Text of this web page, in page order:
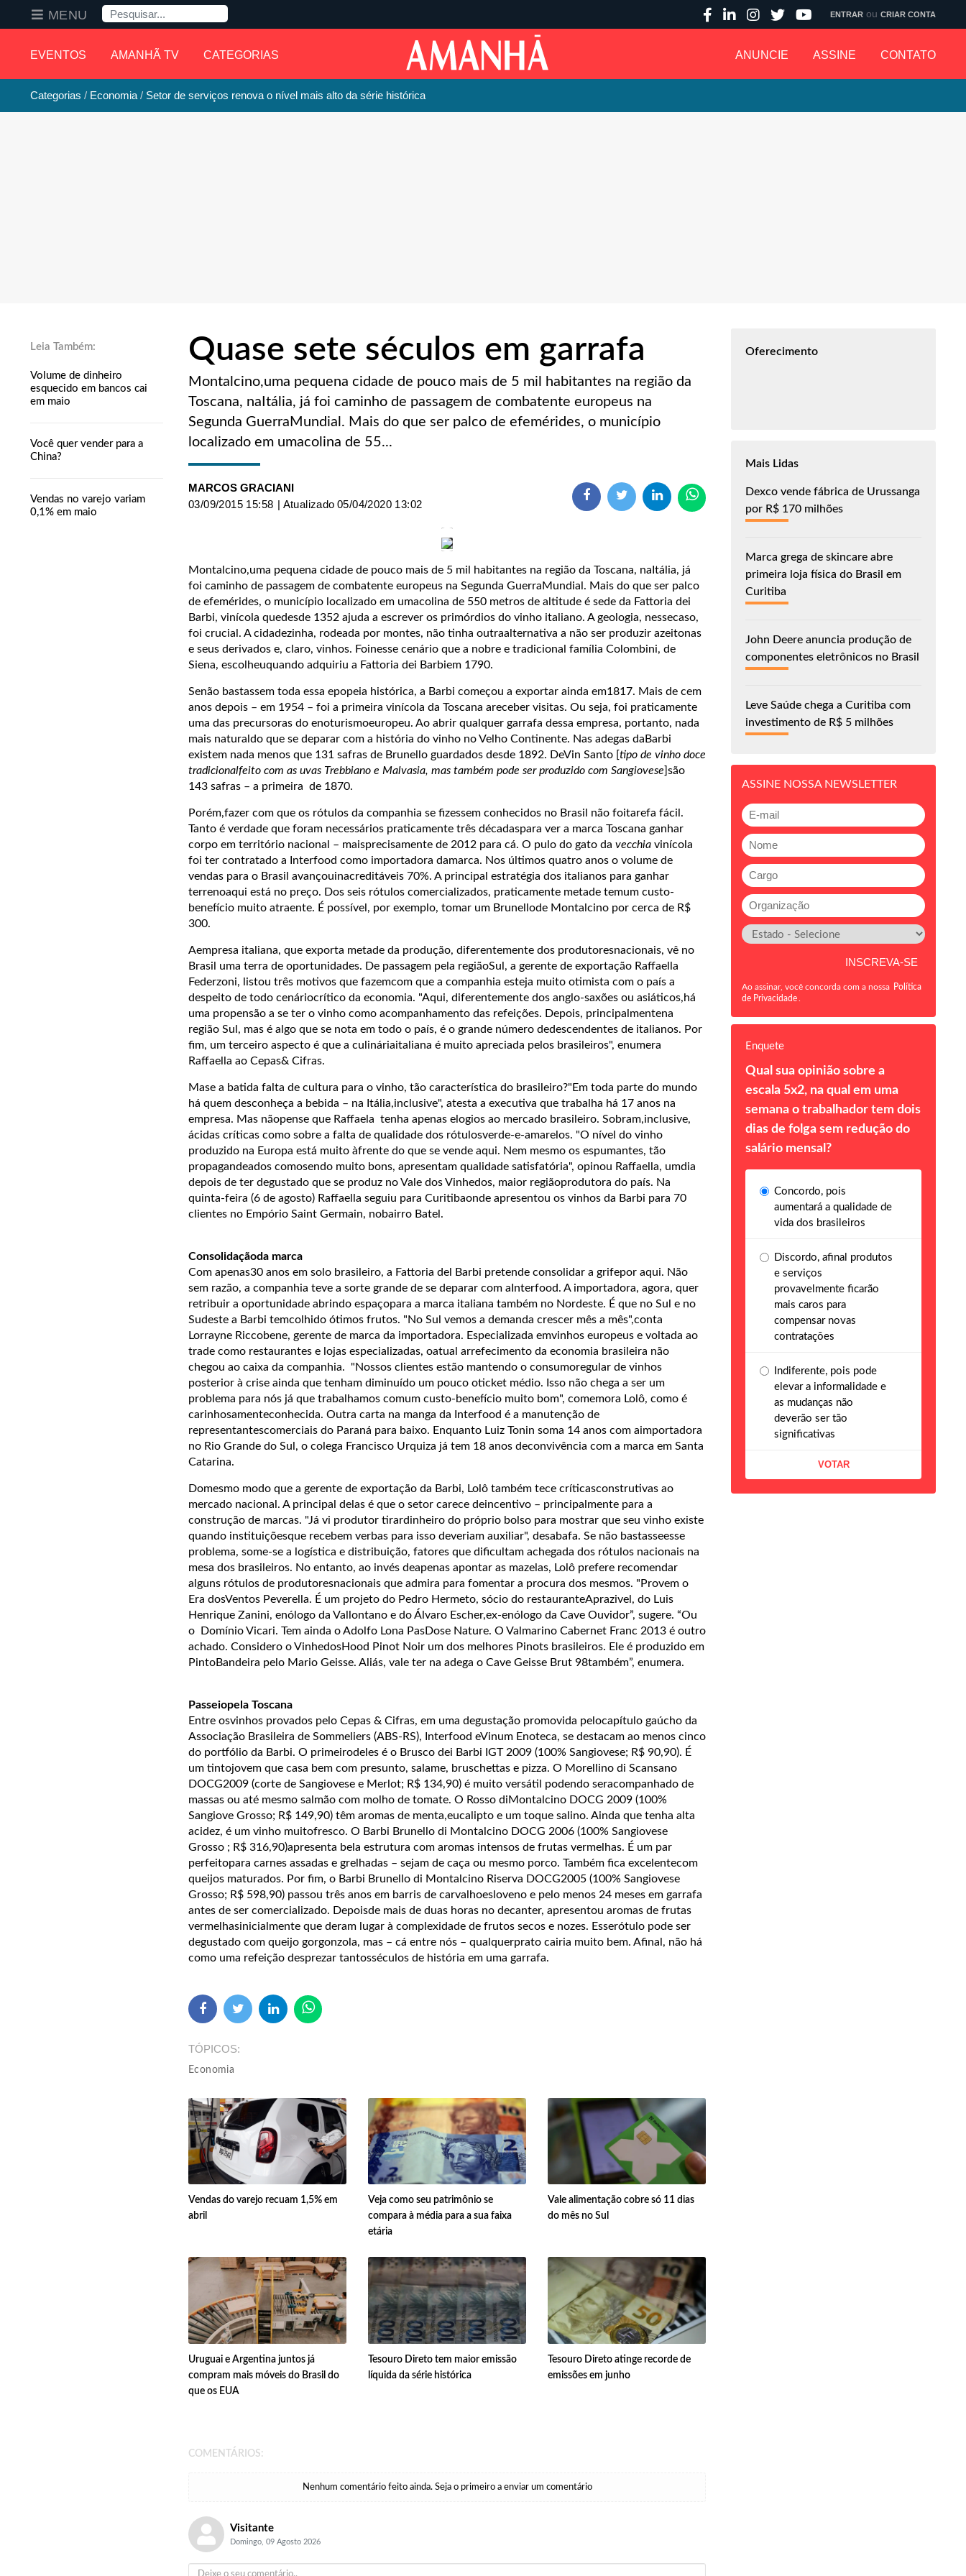
EVENTOS AMANHÃ TV CATEGORIAS ANUNCIE ASSINE CONTATO
MENU Pesquisa ENTRAR ou CRIAR CONTA
Categorias Economia Setor de serviços renova o nível mais alto da série histórica
Volume de dinheiro
esquecido em bancos cai
em maio
Você quer vender para a
China?
Vendas no varejo variam
0,1% em maio
Quase sete séculos em garrafa
Montalcino,uma pequena cidade de pouco mais de 5 mil habitantes na região da
Toscana, naItália, já foi caminho de passagem de combatente europeus na
Segunda GuerraMundial. Mais do que ser palco de efemérides, o município
localizado em umacolina de 55...
MARCOS GRACIANI
03/09/2015 15:58 | Atualizado 05/04/2020 13:02
Montalcino,uma pequena cidade de pouco mais de 5 mil habitantes na região da Toscana, naItália, já
foi caminho de passagem de combatente europeus na Segunda GuerraMundial. Mais do que ser palco
de efemérides, o município localizado em umacolina de 550 metros de altitude é sede da Fattoria dei
Barbi, vinícola quedesde 1352 ajuda a escrever os primórdios do vinho italiano. A geologia, nessecaso,
foi crucial. A cidadezinha, rodeada por montes, não tinha outraalternativa a não ser produzir azeitonas
e seus derivados e, claro, vinhos. Foinesse cenário que a nobre e tradicional família Colombini, de
Siena, escolheuquando adquiriu a Fattoria dei Barbiem 1790.
Senão bastassem toda essa epopeia histórica, a Barbi começou a exportar ainda em1817. Mais de cem
anos depois – em 1954 – foi a primeira vinícola da Toscana areceber visitas. Ou seja, foi praticamente
uma das precursoras do enoturismoeuropeu. Ao abrir qualquer garrafa dessa empresa, portanto, nada
mais naturaldo que se deparar com a história do vinho no Velho Continente. Nas adegas daBarbi
existem nada menos que 131 safras de Brunello guardados desde 1892. DeVin Santo [tipo de vinho doce
tradicionalfeito com as uvas Trebbiano e Malvasia, mas também pode ser produzido com Sangiovese]são
143 safras – a primeira de 1870.
Porém,fazer com que os rótulos da companhia se fizessem conhecidos no Brasil não foitarefa fácil.
Tanto é verdade que foram necessários praticamente três décadaspara ver a marca Toscana ganhar
corpo em território nacional – maisprecisamente de 2012 para cá. O pulo do gato da vecchia vinícola
foi ter contratado a Interfood como importadora damarca. Nos últimos quatro anos o volume de
vendas para o Brasil avançouinacreditáveis 70%. A principal estratégia dos italianos para ganhar
terrenoaqui está no preço. Dos seis rótulos comercializados, praticamente metade temum custo-
benefício muito atraente. É possível, por exemplo, tomar um Brunellode Montalcino por cerca de R$
300.
Aempresa italiana, que exporta metade da produção, diferentemente dos produtoresnacionais, vê no
Brasil uma terra de oportunidades. De passagem pela regiãoSul, a gerente de exportação Raffaella
Federzoni, listou três motivos que fazemcom que a companhia esteja muito otimista com o país a
despeito de todo cenáriocrítico da economia. "Aqui, diferentemente dos anglo-saxões ou asiáticos,há
uma propensão a se ter o vinho como acompanhamento das refeições. Depois, principalmentena
região Sul, mas é algo que se nota em todo o país, é o grande número dedescendentes de italianos. Por
fim, um terceiro aspecto é que a culináriaitaliana é muito apreciada pelos brasileiros", enumera
Raffaella ao Cepas& Cifras.
Mase a batida falta de cultura para o vinho, tão característica do brasileiro?"Em toda parte do mundo
há quem desconheça a bebida – na Itália,inclusive", atesta a executiva que trabalha há 17 anos na
empresa. Mas nãopense que Raffaela tenha apenas elogios ao mercado brasileiro. Sobram,inclusive,
ácidas críticas como sobre a falta de qualidade dos rótulosverde-e-amarelos. "O nível do vinho
produzido na Europa está muito àfrente do que se vende aqui. Nem mesmo os espumantes, tão
propagandeados comosendo muito bons, apresentam qualidade satisfatória", opinou Raffaella, umdia
depois de ter degustado que se produz no Vale dos Vinhedos, maior regiãoprodutora do país. Na
quinta-feira (6 de agosto) Raffaella seguiu para Curitibaonde apresentou os vinhos da Barbi para 70
clientes no Empório Saint Germain, nobairro Batel.
Consolidaçãoda marca
Com apenas30 anos em solo brasileiro, a Fattoria del Barbi pretende consolidar a grifepor aqui. Não
sem razão, a companhia teve a sorte grande de se deparar com aInterfood. A importadora, agora, quer
retribuir a oportunidade abrindo espaçopara a marca italiana também no Nordeste. É que no Sul e no
Sudeste a Barbi temcolhido ótimos frutos. "No Sul vemos a demanda crescer mês a mês",conta
Lorrayne Riccobene, gerente de marca da importadora. Especializada emvinhos europeus e voltada ao
trade como restaurantes e lojas especializadas, oatual arrefecimento da economia brasileira não
chegou ao caixa da companhia. "Nossos clientes estão mantendo o consumoregular de vinhos
posterior à crise ainda que tenham diminuído um pouco oticket médio. Isso não chega a ser um
problema para nós já que trabalhamos comum custo-benefício muito bom", comemora Lolô, como é
carinhosamenteconhecida. Outra carta na manga da Interfood é a manutenção de
representantescomerciais do Paraná para baixo. Enquanto Luiz Tonin soma 14 anos com aimportadora
no Rio Grande do Sul, o colega Francisco Urquiza já tem 18 anos deconvivência com a marca em Santa
Catarina.
Domesmo modo que a gerente de exportação da Barbi, Lolô também tece críticasconstrutivas ao
mercado nacional. A principal delas é que o setor carece deincentivo – principalmente para a
construção de marcas. "Já vi produtor tirardinheiro do próprio bolso para mostrar que seu vinho existe
quando instituiçõesque recebem verbas para isso deveriam auxiliar", desabafa. Se não bastasseesse
problema, some-se a logística e distribuição, fatores que dificultam achegada dos rótulos nacionais na
mesa dos brasileiros. No entanto, ao invés deapenas apontar as mazelas, Lolô prefere recomendar
alguns rótulos de produtoresnacionais que admira para fomentar a procura dos mesmos. "Provem o
Era dosVentos Peverella. É um projeto do Pedro Hermeto, sócio do restauranteAprazivel, do Luis
Henrique Zanini, enólogo da Vallontano e do Álvaro Escher,ex-enólogo da Cave Ouvidor”, sugere. “Ou
o Domínio Vicari. Tem ainda o Adolfo Lona PasDose Nature. O Valmarino Cabernet Franc 2013 é outro
achado. Considero o VinhedosHood Pinot Noir um dos melhores Pinots brasileiros. Ele é produzido em
PintoBandeira pelo Mario Geisse. Aliás, vale ter na adega o Cave Geisse Brut 98também”, enumera.
Passeiopela Toscana
Entre osvinhos provados pelo Cepas & Cifras, em uma degustação promovida pelocapítulo gaúcho da
Associação Brasileira de Sommeliers (ABS-RS), Interfood eVinum Enoteca, se destacam ao menos cinco
do portfólio da Barbi. O primeirodeles é o Brusco dei Barbi IGT 2009 (100% Sangiovese; R$ 90,90). É
um tintojovem que casa bem com presunto, salame, bruschettas e pizza. O Morellino di Scansano
DOCG2009 (corte de Sangiovese e Merlot; R$ 134,90) é muito versátil podendo seracompanhado de
massas ou até mesmo salmão com molho de tomate. O Rosso diMontalcino DOCG 2009 (100%
Sangiove Grosso; R$ 149,90) têm aromas de menta,eucalipto e um toque salino. Ainda que tenha alta
acidez, é um vinho muitofresco. O Barbi Brunello di Montalcino DOCG 2006 (100% Sangiovese
Grosso ; R$ 316,90)apresenta bela estrutura com aromas intensos de frutas vermelhas. É um par
perfeitopara carnes assadas e grelhadas – sejam de caça ou mesmo porco. Também fica excelentecom
queijos maturados. Por fim, o Barbi Brunello di Montalcino Riserva DOCG2005 (100% Sangiovese
Grosso; R$ 598,90) passou três anos em barris de carvalhoesloveno e pelo menos 24 meses em garrafa
antes de ser comercializado. Depoisde mais de duas horas no decanter, apresentou aromas de frutas
vermelhasinicialmente que deram lugar à complexidade de frutos secos e nozes. Esserótulo pode ser
degustado com queijo gorgonzola, mas – cá entre nós – qualquerprato cairia muito bem. Afinal, não há
como uma refeição desprezar tantosséculos de história em uma garrafa.
TÓPICOS
Economia
Vendas do varejo recuam 1,5% em
abril
Veja como seu patrimônio se
compara à média para a sua faixa
etária
Vale alimentação cobre só 11 dias
do mês no Sul
Uruguai e Argentina juntos já
compram mais móveis do Brasil do
que os EUA
Tesouro Direto tem maior emissão
líquida da série histórica
Tesouro Direto atinge recorde de
emissões em junho
COMENTÁRIOS:
Nenhum comentário feito ainda. Seja o primeiro a enviar um comentário
Visitante
Domingo, 09 Agosto 2026
Oferecimento
Mais Lidas
Dexco vende fábrica de Urussanga
por R$ 170 milhões
Marca grega de skincare abre
primeira loja física do Brasil em
Curitiba
John Deere anuncia produção de
componentes eletrônicos no Brasil
Leve Saúde chega a Curitiba com
investimento de R$ 5 milhões
ASSINE NOSSA NEWSLETTER
Ao assinar, você concorda com a nossa Política
de Privacidade
Enquete
Qual sua opinião sobre a
escala 5x2, na qual em uma
semana o trabalhador tem dois
dias de folga sem redução do
salário mensal?
Concordo, pois
aumentará a qualidade de
vida dos brasileiros
Discordo, afinal produtos
e serviços
provavelmente ficarão
mais caros para
compensar novas
contratações
Indiferente, pois pode
elevar a informalidade e
as mudanças não
deverão ser tão
significativas